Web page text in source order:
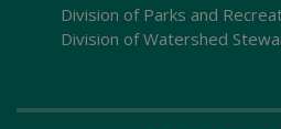
Division of Parks and
Division of Watershed